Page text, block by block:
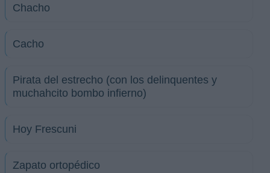
Chacho
Cacho
Pirata del estrecho (con los delinquentes y
muchahcito bombo infierno)
Hoy Frescuni
Zapato ortopédico